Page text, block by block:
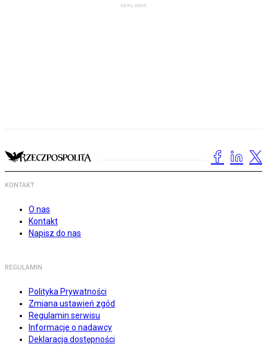
KONTAKT
O nas
Kontakt
Napisz do nas
REGULAMIN
Polityka Prywatności
Zmiana ustawień zgód
Regulamin serwisu
Informacje o nadawcy
Deklaracja dostępności